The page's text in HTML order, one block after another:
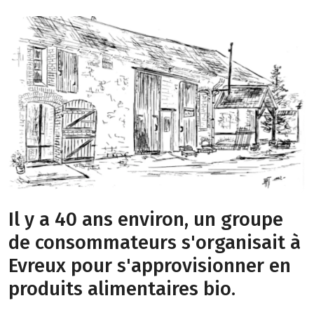
Il y a 40 ans environ, un groupe
de consommateurs s'organisait à
Evreux pour s'approvisionner en
produits alimentaires bio.